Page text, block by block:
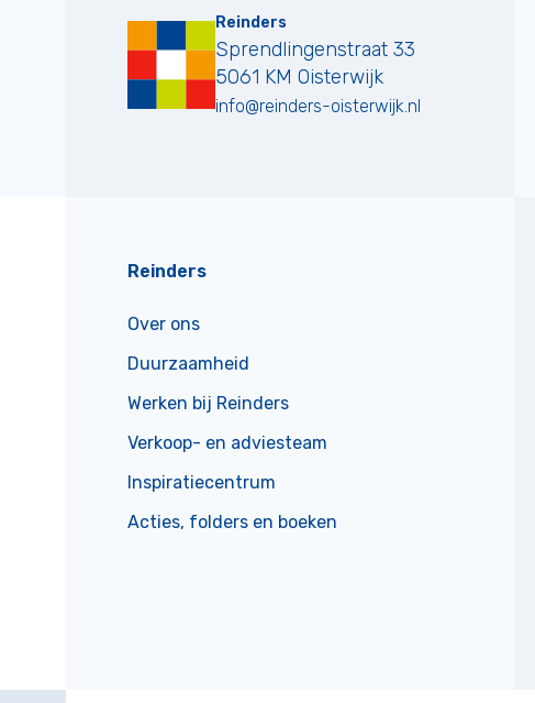
Reinders
Sprendlingenstraat 33
5061 KM Oisterwijk
info@reinders-oisterwijk.nl
Reinders
Over ons
Duurzaamheid
Werken bij Reinders
Verkoop- en adviesteam
Inspiratiecentrum
Acties, folders en boeken